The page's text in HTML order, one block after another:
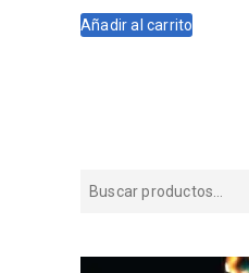
era:
es:
Añadir al carrito